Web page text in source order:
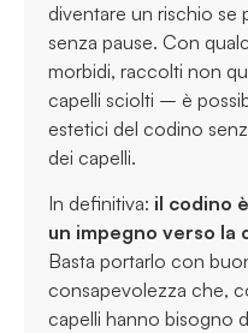
diventare un rischio
senza pause. Con
morbidi, raccolti non
capelli sciolti – è
estetici del codino
dei capelli.
In definitiva: il codino
un impegno verso la
Basta portarlo con
consapevolezza che,
capelli hanno bisogno